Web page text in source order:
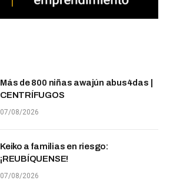
Más de 800 niñas awajún abus4das |
CENTRÍFUGOS
07/08/2026
Keiko a familias en riesgo:
¡REUBÍQUENSE!
07/08/2026